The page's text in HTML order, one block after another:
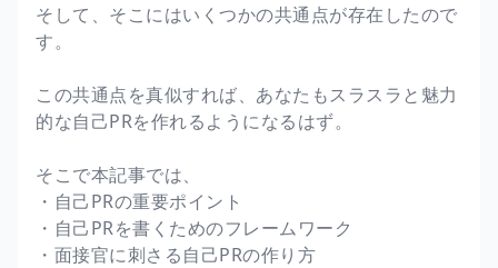
そして、そこにはいくつかの共通点が存在したので
す。
この共通点を真似すれば、あなたもスラスラと魅力
的な自己PRを作れるようになるはず。
そこで本記事では、
・自己PRの重要ポイント
・自己PRを書くためのフレームワーク
・面接官に刺さる自己PRの作り方